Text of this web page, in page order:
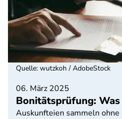
06. März 2025
Bonitätsprüfung:
Auskunfteien sammeln
Quelle: wutzkoh / AdobeStock